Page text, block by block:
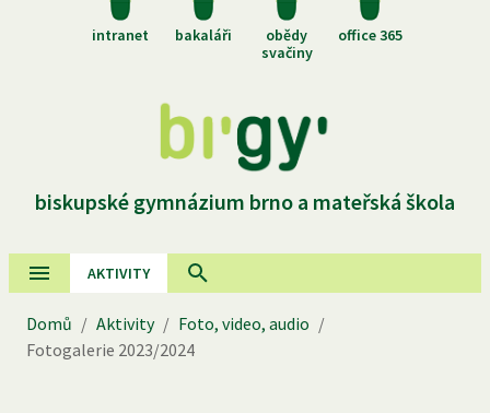
intranet bakaláři
obědy
svačiny
office 365
biskupské gymnázium brno a mateřská škola
AKTIVITY
Domů / Aktivity / Foto, video, audio /
Fotogalerie 2023/2024